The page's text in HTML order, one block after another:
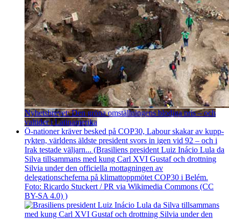
Nyhetsbrevet: Den gröna omställningens blodiga pris – och
valtider i Latinamerika
Ö-nationer kräver besked på COP30, Labour skakar av kupp­
rykten, världens äldste president svors in igen vid 92 – och i
Irak testade väljarn... (Brasiliens president Luiz Inácio Lula da
Silva tillsammans med kung Carl XVI Gustaf och drottning
Silvia under den officiella mottagningen av
delegationscheferna på klimattoppmötet COP30 i Belém.
Foto: Ricardo Stuckert / PR via Wikimedia Commons (CC
BY-SA 4.0) )